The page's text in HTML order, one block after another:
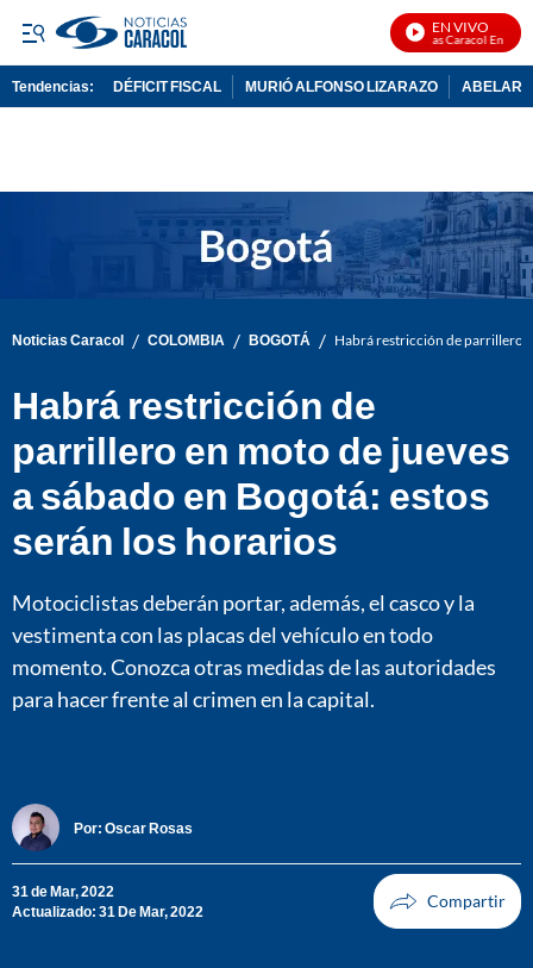
EN VIVO
Noticias Caracol En Vivo
Tendencias: DÉFICIT FISCAL MURIÓ ALFONSO LIZARAZO
Noticias Caracol / COLOMBIA / BOGOTÁ / Habrá restricción de parrillero
Habrá restricción de
parrillero en moto de jueves
a sábado en Bogotá: estos
serán los horarios
Motociclistas deberán portar, además, el casco y la
vestimenta con las placas del vehículo en todo
momento. Conozca otras medidas de las autoridades
para hacer frente al crimen en la capital.
Por: Oscar Rosas
31 de Mar, 2022
Actualizado: 31 De Mar, 2022